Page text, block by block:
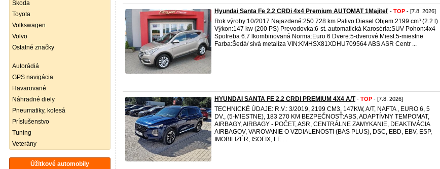
Škoda
Toyota
Volkswagen
Volvo
Ostatné značky
Autorádiá
GPS navigácia
Havarované
Náhradné diely
Pneumatiky, kolesá
Príslušenstvo
Tuning
Veterány
Úžitkové automobily
Hyundai Santa Fe 2.2 CRDi 4x4 Premium AUTOMAT 1Majiteľ - TOP - [7.8. 2026]
Rok výroby:10/2017 Najazdené:250 728 km Palivo:Diesel Objem:2199 cm³ (2.2 l)
Výkon:147 kw (200 PS) Prevodovka:6-st. automatická Karoséria:SUV Pohon:4x4
Spotreba 6.7 lkombinovaná Norma:Euro 6 Dvere:5-dverové Miest:5-miestne
Farba:Šedá/ sivá metalíza VIN:KMHSX81XDHU709564 ABS ASR Centr ...
HYUNDAI SANTA FE 2.2 CRDI PREMIUM 4X4 A/T- TOP - [7.8. 2026]
TECHNICKÉ ÚDAJE: R.V.: 3/2019, 2199 CM3, 147KW, A/T, NAFTA , EURO 6, 5
DV., (5-MIESTNE), 183 270 KM BEZPEČNOSŤ:ABS, ADAPTÍVNY TEMPOMAT,
AIRBAGY, AIRBAGY - POČET, ASR, CENTRÁLNE ZAMYKANIE, DEAKTIVÁCIA
AIRBAGOV, VAROVANIE O VZDIALENOSTI (BAS PLUS), DSC, EBD, EBV, ESP,
IMOBILIZÉR, ISOFIX, LE ...